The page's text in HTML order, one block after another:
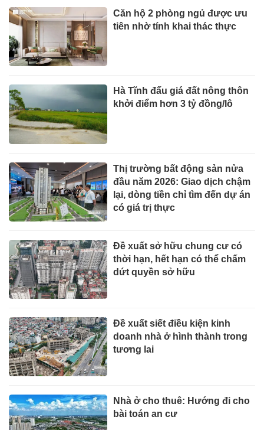
Căn hộ 2 phòng ngủ được ưu
tiên nhờ tính khai thác thực
Hà Tĩnh đấu giá đất nông thôn
khởi điểm hơn 3 tỷ đồng/lô
Thị trường bất động sản nửa
đầu năm 2026: Giao dịch chậm
lại, dòng tiền chỉ tìm đến dự án
có giá trị thực
Đề xuất sở hữu chung cư có
thời hạn, hết hạn có thể chấm
dứt quyền sở hữu
Đề xuất siết điều kiện kinh
doanh nhà ở hình thành trong
tương lai
Nhà ở cho thuê: Hướng đi cho
bài toán an cư